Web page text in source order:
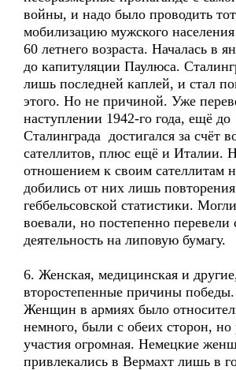
войны, и надо было проводить
мобилизацию мужского
60 летнего возраста. Началась в
до капитуляции Паулюса.
лишь последней каплей, и стал
этого. Но не причиной. Уже
наступлении 1942-го года, ещё до
Сталинграда достигался за счёт
сателлитов, плюс ещё и Италии.
отношением к своим сателлитам
добились от них лишь
геббельсовской статистики.
воевали, но постепенно перевели
деятельность на липовую бумагу.
6. Женская, медицинская и
второстепенные причины победы.
Женщин в армиях было
немного, были с обеих сторон, но
участия огромная. Немецкие
привлекались в Вермахт лишь в